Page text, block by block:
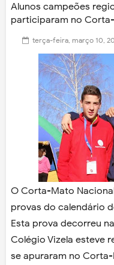
Alunos campeões
participaram no
terça-feira, março 10,
O Corta-Mato
provas do calendário
Esta prova decorreu
Colégio Vizela esteve
se apuraram no